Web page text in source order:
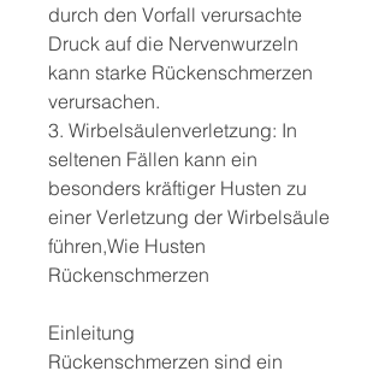
durch den Vorfall verursachte
Druck auf die Nervenwurzeln
kann starke Rückenschmerzen
verursachen.
3. Wirbelsäulenverletzung: In
seltenen Fällen kann ein
besonders kräftiger Husten zu
einer Verletzung der Wirbelsäule
führen,Wie Husten
Rückenschmerzen
Einleitung
Rückenschmerzen sind ein